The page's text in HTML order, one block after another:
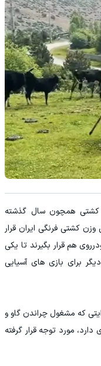
کشتی همچون سال گذشته
وزن کشتی فرنگی ایران قرار
هم قرار بگیرند تا یکی
برای بازی های آسیایی
که مشغول چراندن گاو و
مورد توجه قرار گرفته